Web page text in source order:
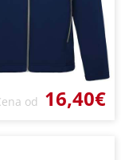
od 16,40€